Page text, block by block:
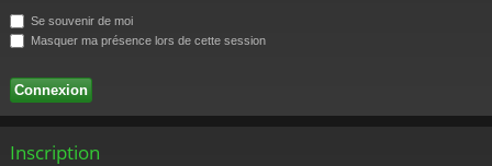
Se souvenir de moi
Masquer ma présence lors de cette session
Inscription